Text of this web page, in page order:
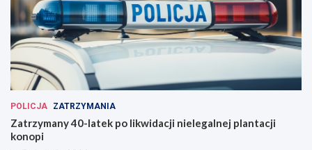
POLICJA ZATRZYMANIA
Zatrzymany 40-latek po likwidacji nielegalnej plantacji
konopi